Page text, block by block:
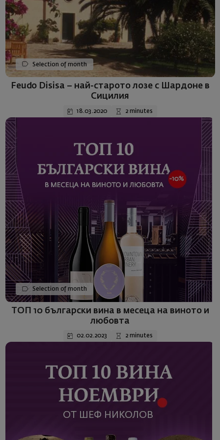
Selection of month
Feudo Disisa – най-старото лозе с Шардоне в
Сицилия
18.03.2020 2 minutes
Selection of month
ТОП 10 български вина в месеца на виното и
любовта
02.02.2023 2 minutes